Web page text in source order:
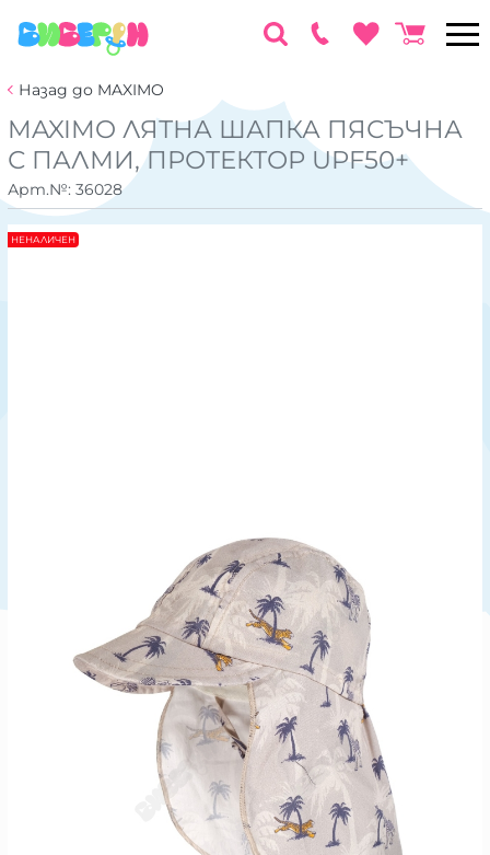
Назад до MAXIMO
MAXIMO ЛЯТНА ШАПКА ПЯСЪЧНА
С ПАЛМИ, ПРОТЕКТОР UPF50+
Арт.№: 36028
НЕНАЛИЧЕН